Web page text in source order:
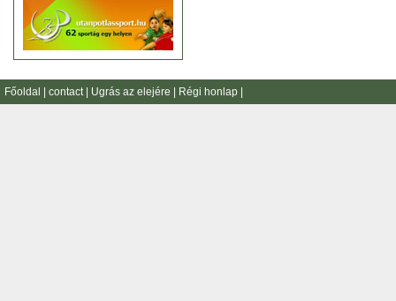
Főoldal | contact | Ugrás az elejére | Régi honlap |